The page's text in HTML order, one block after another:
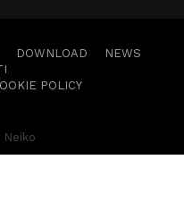
DOWNLOAD
NEWS
POLICY
Neiko